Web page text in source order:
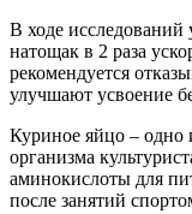
В ходе исследований
натощак в 2 раза
рекомендуется
улучшают усвоение
Куриное яйцо – одно
организма
аминокислоты для
после занятий